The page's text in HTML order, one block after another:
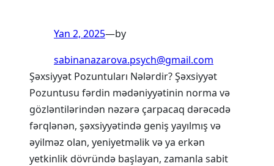
Yan 2, 2025—by
sabinanazarova.psych@gmail.com
Şəxsiyyət Pozuntuları Nələrdir? Şəxsiyyət
Pozuntusu fərdin mədəniyyətinin norma və
gözləntilərindən nəzərə çarpacaq dərəcədə
fərqlənən, şəxsiyyətində geniş yayılmış və
əyilməz olan, yeniyetməlik və ya erkən
yetkinlik dövründə başlayan, zamanla sabit